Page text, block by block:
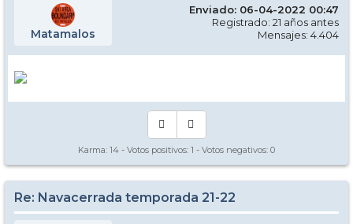
Matamalos
Enviado: 06-04-2022 00:47
Registrado: 21 años antes
Mensajes: 4.404
Karma: 14 - Votos positivos: 1 - Votos negativos: 0
Re: Navacerrada temporada 21-22